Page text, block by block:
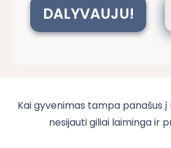
DALYVAUJU!
Kai gyvenimas tampa panašus į
nesijauti giliai laiminga ir